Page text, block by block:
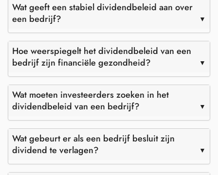
Wat geeft een stabiel dividendbeleid aan over
een bedrijf?
Hoe weerspiegelt het dividendbeleid van een
bedrijf zijn financiële gezondheid?
Wat moeten investeerders zoeken in het
dividendbeleid van een bedrijf?
Wat gebeurt er als een bedrijf besluit zijn
dividend te verlagen?